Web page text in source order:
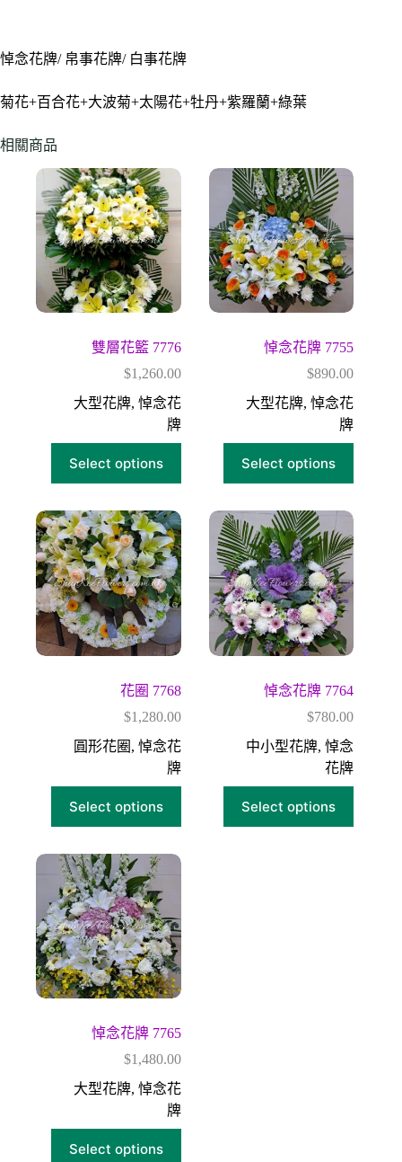
悼念花牌/ 帛事花牌/ 白事花牌
菊花+百合花+大波菊+太陽花+牡丹+紫羅蘭+綠葉
相關商品
雙層花籃 7776
$1,260.00
大型花牌, 悼念花
牌
Select options
悼念花牌 7755
$890.00
大型花牌,悼念花
牌
Select options
花圈 7768
$1,280.00
圓形花圈 , 悼念花
牌
Select options
悼念花牌 7764
$780.00
中小型花牌,悼念
花牌
Select options
悼念花牌 7765
$1,480.00
大型花牌, 悼念花
牌
Select options